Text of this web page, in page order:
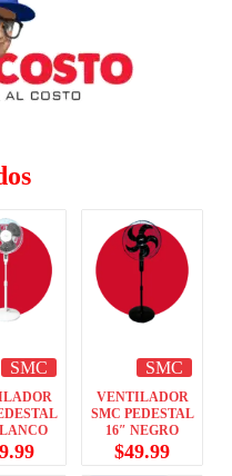
SMC SMC
VENTILADOR
SMC PEDESTAL
16″ NEGRO
$49.99